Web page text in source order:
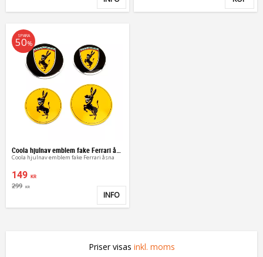
Lägg till i favoriter
Coola hjulnav emblem fake Ferrari åsna
Coola hjulnav emblem fake Ferrari åsna
149 KR
299 KR
SPARA
50%
Lägg till i favoriter
INFO
Priser visas inkl. moms